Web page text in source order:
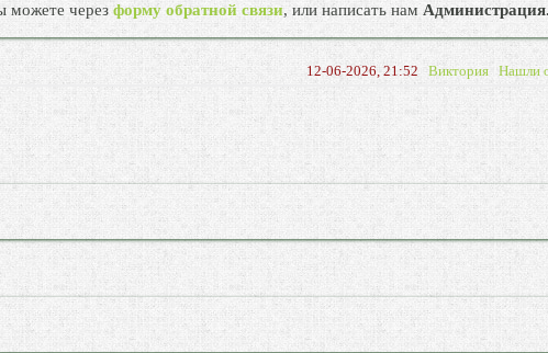
можете черезформу обратной связи, или написать нам Администрация.
12-06-2026, 21:52 Виктория Нашли